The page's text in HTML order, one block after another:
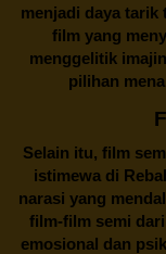
menjadi daya
film yang
menggelitik
pilihan
Selain itu, film
istimewa di
narasi yang
film-film semi
emosional dan